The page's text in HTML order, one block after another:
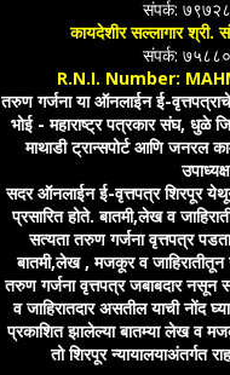
संपर्क:
कायदेशीर सल्लागार श्री.
संपर्क:
R.N.I. Number:
तरुण गर्जना या ऑनलाईन ई-
भोई - महाराष्ट्र पत्रकार संघ, धुळे
माथाडी ट्रान्सपोर्ट आणि जनरल
सदर ऑनलाईन ई-वृत्तपत्र शिरपूर येथून
प्रसारित होते. बातमी,लेख व
सत्यता तरुण गर्जना वृत्तपत्र
बातमी,लेख , मजकूर व जाहिरातीतून
तरुण गर्जना वृत्तपत्र जबाबदार नसून
व जाहिरातदार असतील याची नोंद
प्रकाशित झालेल्या बातम्या लेख व
तो शिरपूर न्यायालयाअंतर्गत